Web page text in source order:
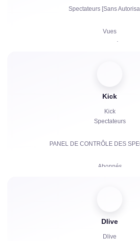
Spectateurs [Sans
Vues
Kick
Kick
Spectateurs
PANEL DE CONTRÔLE DES
Abonnés
Bots de chat
Dlive
Dlive